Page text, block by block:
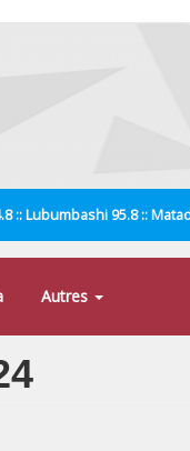
:: Lubumbashi 95.8 ::
Autres